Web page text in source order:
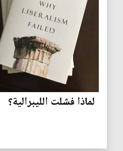
لماذا فشلت الليبرالية؟